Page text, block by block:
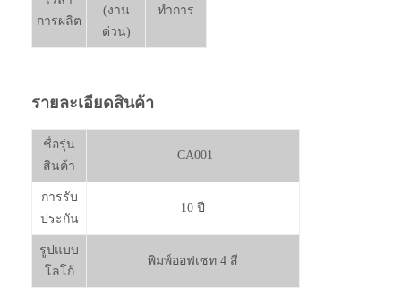
การผลิต
(งาน
ด่วน)
ทำการ
รายละเอียดสินค้า
ชื่อรุ่น
สินค้า
CA001
การรับ
ประกัน
10 ปี
รูปแบบ
โลโก้
พิมพ์ออฟเซท 4 สี